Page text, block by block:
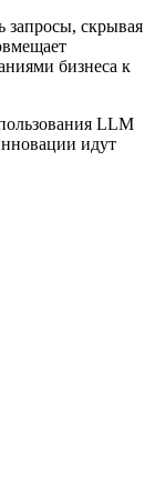
запросы, скрывая
бизнеса к
LLM
идут